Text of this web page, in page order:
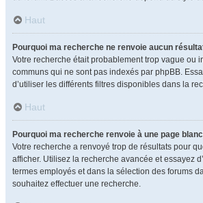
Haut
Pourquoi ma recherche ne renvoie aucun
Votre recherche était probablement trop vague ou
communs qui ne sont pas indexés par phpBB.
d’utiliser les différents filtres disponibles dans la
Haut
Pourquoi ma recherche renvoie à une page
Votre recherche a renvoyé trop de résultats pour
afficher. Utilisez la recherche avancée et essayez
termes employés et dans la sélection des forums
souhaitez effectuer une recherche.